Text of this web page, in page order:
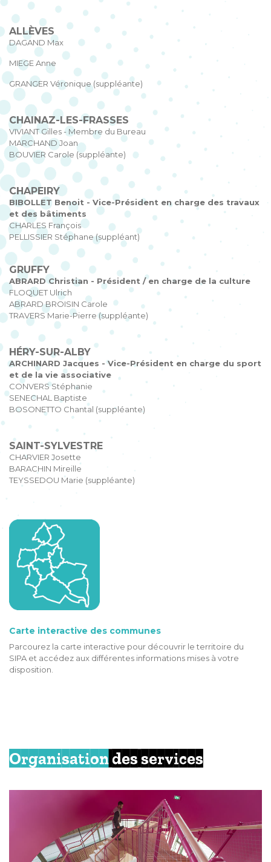
ALLÈVES
DAGAND Max
MIEGE Anne
GRANGER Véronique (suppléante)
CHAINAZ-LES-FRASSES
VIVIANT Gilles - Membre du Bureau
MARCHAND Joan
BOUVIER Carole (suppléante)
CHAPEIRY
BIBOLLET Benoit - Vice-Président en charge des travaux
et des bâtiments
CHARLES François
PELLISSIER Stéphane (suppléant)
GRUFFY
ABRARD Christian - Président / en charge de la culture
FLOQUET Ulrich
ABRARD BROISIN Carole
TRAVERS Marie-Pierre (suppléante)
HÉRY-SUR-ALBY
ARCHINARD Jacques - Vice-Président en charge du sport
et de la vie associative
CONVERS Stéphanie
SENECHAL Baptiste
BOSONETTO Chantal (suppléante)
SAINT-SYLVESTRE
CHARVIER Josette
BARACHIN Mireille
TEYSSEDOU Marie (suppléante)
Carte interactive des communes
Parcourez la carte interactive pour découvrir le territoire du
SIPA et accédez aux différentes informations mises à votre
disposition.
Organisationdes services